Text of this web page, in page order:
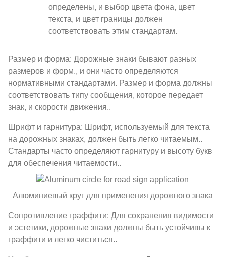
определены, и выбор цвета фона, цвет
текста, и цвет границы должен
соответствовать этим стандартам.
Размер и форма: Дорожные знаки бывают разных
размеров и форм., и они часто определяются
нормативными стандартами. Размер и форма должны
соответствовать типу сообщения, которое передает
знак, и скорости движения..
Шрифт и гарнитура: Шрифт, используемый для текста
на дорожных знаках, должен быть легко читаемым..
Стандарты часто определяют гарнитуру и высоту букв
для обеспечения читаемости..
Алюминиевый круг для применения дорожного знака
Сопротивление граффити: Для сохранения видимости
и эстетики, дорожные знаки должны быть устойчивы к
граффити и легко чиститься..